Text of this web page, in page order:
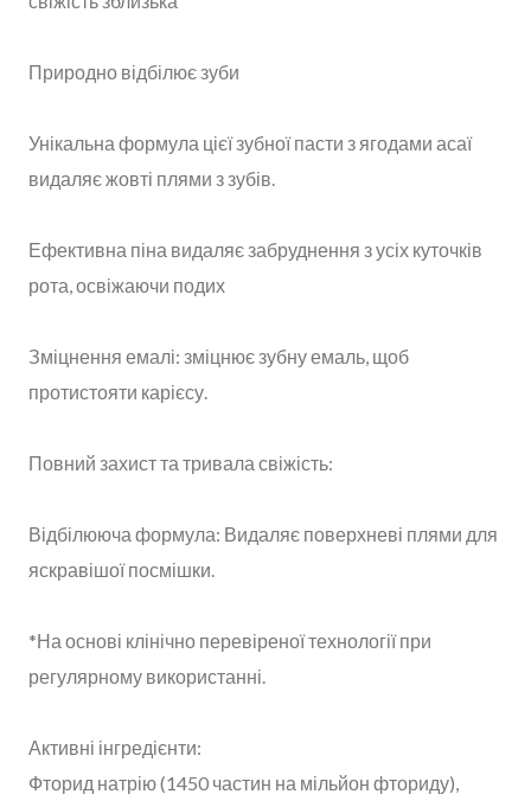
Природно відбілює зуби
Унікальна формула цієї зубної пасти з ягодами асаї
видаляє жовті плями з зубів.
Ефективна піна видаляє забруднення з усіх куточків
рота, освіжаючи подих
Зміцнення емалі: зміцнює зубну емаль, щоб
протистояти карієсу.
Повний захист та тривала свіжість:
Відбілююча формула: Видаляє поверхневі плями для
яскравішої посмішки.
*На основі клінічно перевіреної технології при
регулярному використанні.
Активні інгредієнти:
Фторид натрію (1450 частин на мільйон фториду),